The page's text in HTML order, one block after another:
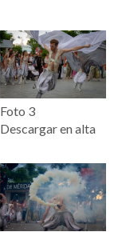
Foto 3
Descargar en alta